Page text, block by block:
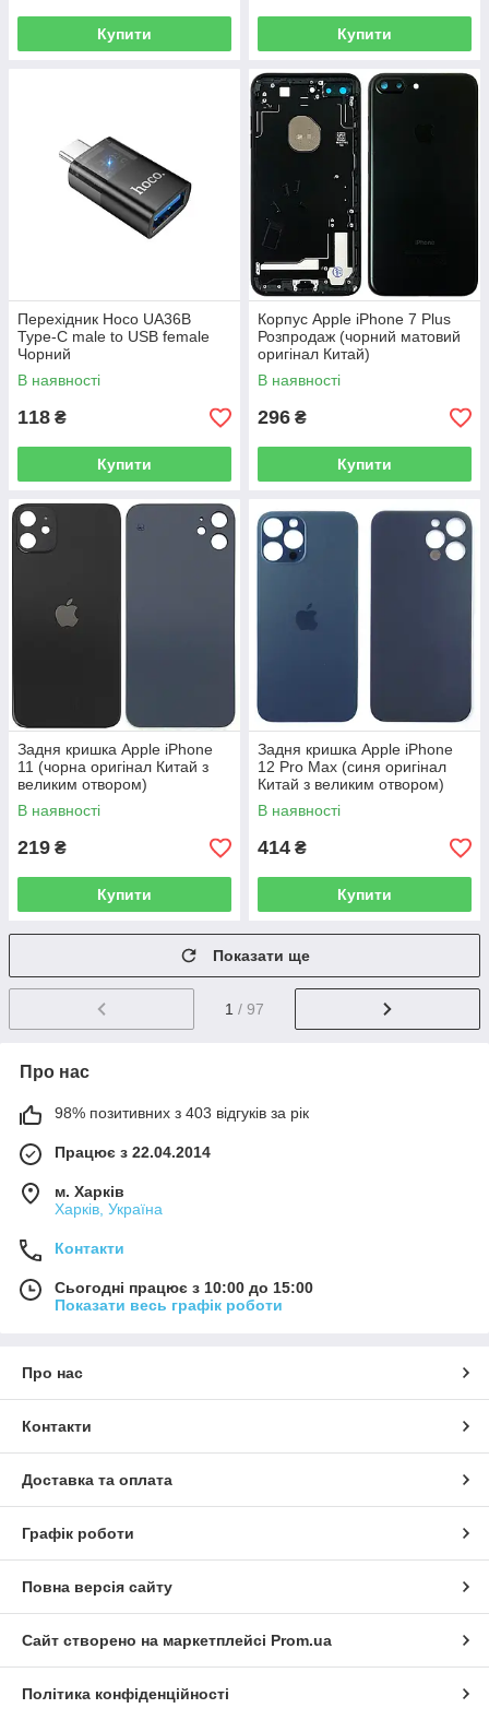
Купити Купити
Перехідник Hoco UA36B
Type-C male to USB female
Чорний
В наявності
118 ₴
Купити
Корпус Apple iPhone 7 Plus
Розпродаж (чорний матовий
оригінал Китай)
В наявності
296 ₴
Купити
Задня кришка Apple iPhone
11 (чорна оригінал Китай з
великим отвором)
В наявності
219 ₴
Купити
Задня кришка Apple iPhone
12 Pro Max (синя оригінал
Китай з великим отвором)
В наявності
414 ₴
Купити
Показати ще
1 / 97
Про нас
98% позитивних з 403 відгуків за рік
Працює з 22.04.2014
м. Харків
Харків, Україна
Контакти
Сьогодні працює з 10:00 до 15:00
Показати весь графік роботи
Про нас
Контакти
Доставка та оплата
Графік роботи
Повна версія сайту
Сайт створено на маркетплейсі Prom.ua
Політика конфіденційності